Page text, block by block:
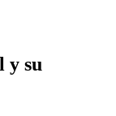
y su